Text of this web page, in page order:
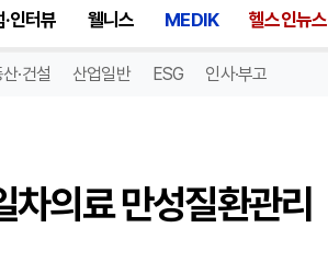
인터뷰 웰니스 MEDIK 헬스인뉴스
·건설 산업일반 ESG 인사·부고
차의료 만성질환관리